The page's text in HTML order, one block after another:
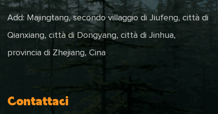
Add: Majingtang, secondo villaggio di Jiufeng, città di
Qianxiang, città di Dongyang, città di Jinhua,
provincia di Zhejiang, Cina
Contattaci